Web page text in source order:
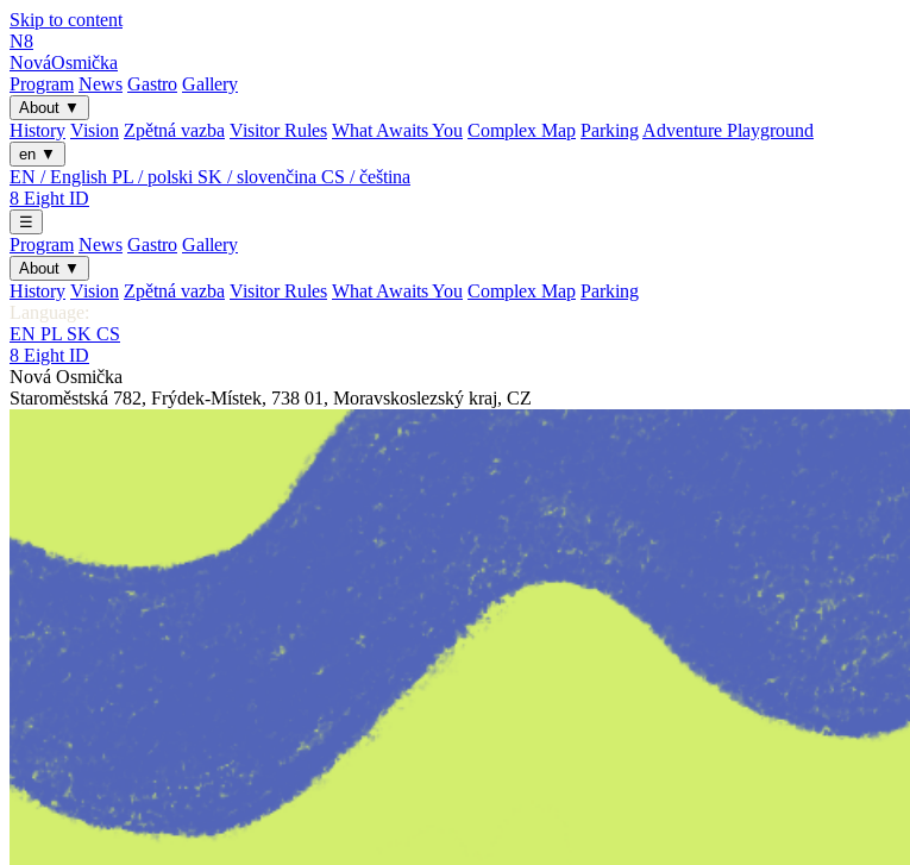
Skip to content
N8
NováOsmička
Program News Gastro Gallery
About ▼
History Vision Zpětná vazba Visitor Rules What Awaits You Complex Map Parking Adventure Playground
en ▼
EN / English PL / polski SK / slovenčina CS / čeština
8 Eight ID
☰
Program News Gastro Gallery
About ▼
History Vision Zpětná vazba Visitor Rules What Awaits You Complex Map Parking
Language:
EN PL SK CS
8 Eight ID
Nová Osmička
Staroměstská 782, Frýdek-Místek, 738 01 , Moravskoslezský kraj, CZ